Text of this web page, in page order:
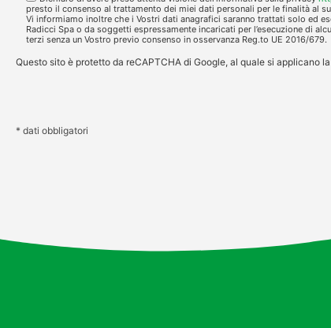
presto il consenso al trattamento dei miei dati personali per le finalità al
Vi informiamo inoltre che i Vostri dati anagrafici saranno trattati solo ed
Radicci Spa o da soggetti espressamente incaricati per l’esecuzione di
terzi senza un Vostro previo consenso in osservanza Reg.to UE 2016/679.
Questo sito è protetto da reCAPTCHA di Google, al quale si applicano la
* dati obbligatori